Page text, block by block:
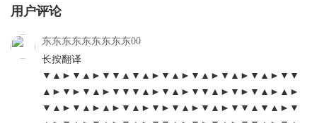
用户评论
东东东东东东东东东00
长按翻译
▼▲►▼▲►▼▼▲▼▲►▼▲►▼▲►▼▲►▼▲►▼▼
▲►▼►▼▲►▼▼▼▲►▼▲►▼▼▲►▼►▼▲►▲►
▼▲►▼▲►▲►▼▲►▼►▼▲►▼▲►▼▼▲▼▲►▼